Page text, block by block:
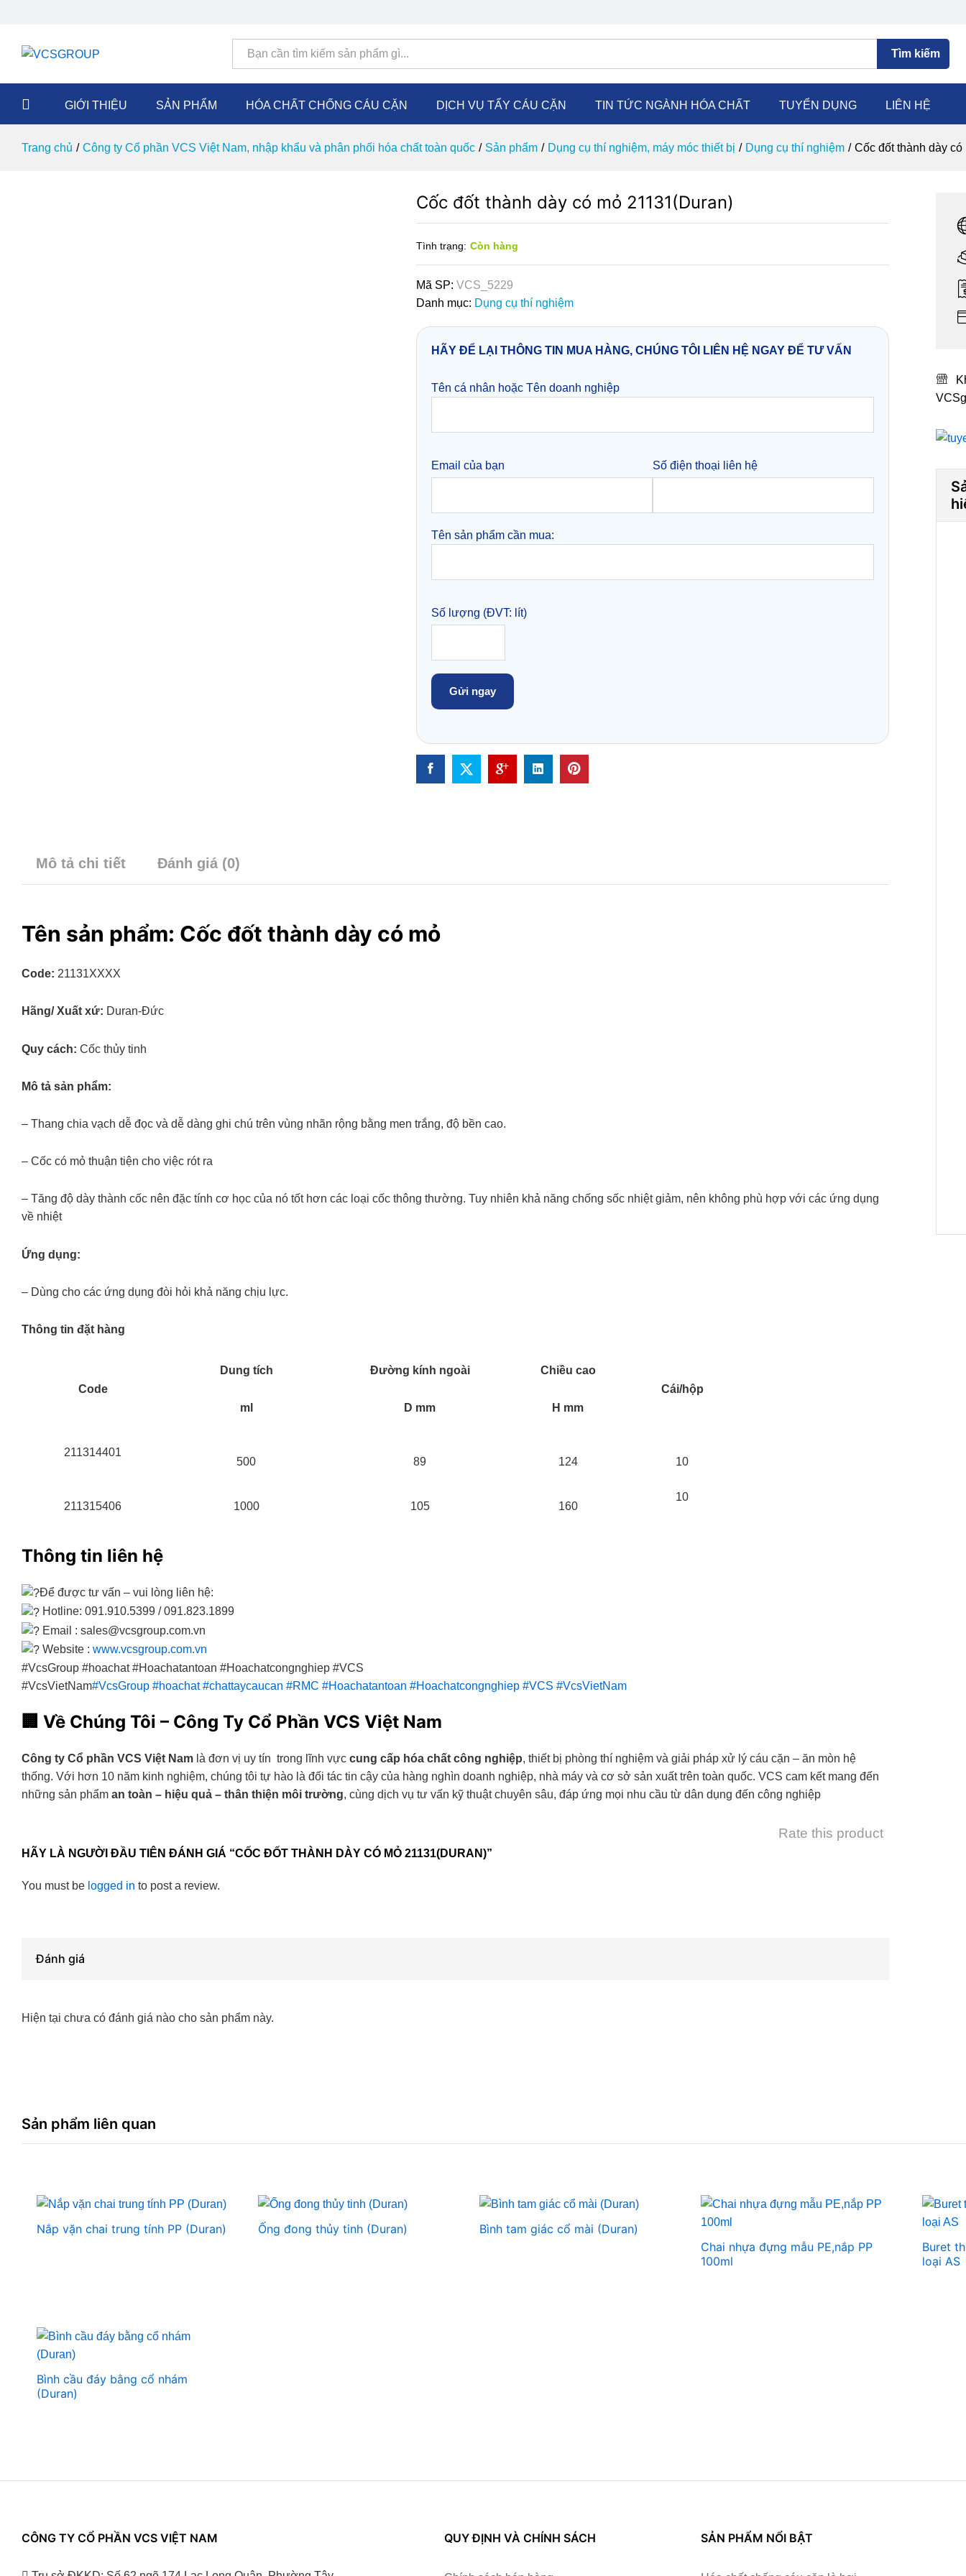
Tất cả Tìm kiếm
GIỚI THIỆU SẢN PHẨM HÓA CHẤT CHỐNG CÁU CẶN DỊCH VỤ TẨY CÁU CẶN TIN TỨC NGÀNH HÓA CHẤT TUYỂN DỤNG LIÊN HỆ
Trang chủ / Công ty Cổ phần VCS Việt Nam, nhập khẩu và phân phối hóa chất toàn quốc / Sản phẩm / Dụng cụ thí nghiệm, máy móc thiết bị / Dụng cụ thí nghiệm / Cốc đốt thành dày
Cốc đốt thành dày có mỏ 21131(Duran)
Tình trạng: Còn hàng
Mã SP: VCS_5229
Danh mục: Dụng cụ thí nghiệm
HÃY ĐỂ LẠI THÔNG TIN MUA HÀNG, CHÚNG TÔI LIÊN HỆ NGAY ĐỂ TƯ VẤN
Tên cá nhân hoặc Tên doanh nghiệp
Email của bạn Số điện thoại liên hệ
Tên sản phẩm cần mua:
Số lượng (ĐVT: lít)
Mô tả chi tiết Đánh giá (0)
Tên sản phẩm: Cốc đốt thành dày có mỏ
Code: 21131XXXX
Hãng/ Xuất xứ: Duran-Đức
Quy cách: Cốc thủy tinh
Mô tả sản phẩm:
– Thang chia vạch dễ đọc và dễ dàng ghi chú trên vùng nhãn rộng bằng men trắng, độ bền cao.
– Cốc có mỏ thuận tiện cho việc rót ra
– Tăng độ dày thành cốc nên đặc tính cơ học của nó tốt hơn các loại cốc thông thường. Tuy nhiên khả năng chống sốc nhiệt giảm, nên không phù hợp với các ứng dụng
về nhiệt
Ứng dụng:
– Dùng cho các ứng dụng đòi hỏi khả năng chịu lực.
Thông tin đặt hàng
Code
Dung tích
ml
Đường kính ngoài
D mm
Chiều cao
H mm
Cái/hộp
211314401
500 89 124 10
211315406 1000 105 160
10
Thông tin liên hệ
Để được tư vấn – vui lòng liên hệ:
Hotline: 091.910.5399 / 091.823.1899
Email : sales@vcsgroup.com.vn
Website : www.vcsgroup.com.vn
#VcsGroup #hoachat #Hoachatantoan #Hoachatcongnghiep #VCS
#VcsVietNam#VcsGroup #hoachat #chattaycaucan #RMC #Hoachatantoan #Hoachatcongnghiep #VCS #VcsVietNam
🏢 Về Chúng Tôi – Công Ty Cổ Phần VCS Việt Nam
Công ty Cổ phần VCS Việt Nam là đơn vị uy tín trong lĩnh vực cung cấp hóa chất công nghiệp, thiết bị phòng thí nghiệm và giải pháp xử lý cáu cặn – ăn mòn hệ
thống. Với hơn 10 năm kinh nghiệm, chúng tôi tự hào là đối tác tin cậy của hàng nghìn doanh nghiệp, nhà máy và cơ sở sản xuất trên toàn quốc. VCS cam kết mang đến
những sản phẩm an toàn – hiệu quả – thân thiện môi trường, cùng dịch vụ tư vấn kỹ thuật chuyên sâu, đáp ứng mọi nhu cầu từ dân dụng đến công nghiệp
Rate this product
HÃY LÀ NGƯỜI ĐẦU TIÊN ĐÁNH GIÁ “CỐC ĐỐT THÀNH DÀY CÓ MỎ 21131(DURAN)”
You must be logged in to post a review.
Đánh giá
Hiện tại chưa có đánh giá nào cho sản phẩm này.
Sản phẩm liên quan
Nắp vặn chai trung tính PP (Duran) Ống đong thủy tinh (Duran)
Bình tam giác cổ mài (Duran)
Chai nhựa đựng mẫu PE,nắp PP
100ml
Buret
loại AS
Bình cầu đáy bằng cổ nhám
(Duran)
CÔNG TY CỔ PHẦN VCS VIỆT NAM QUY ĐỊNH VÀ CHÍNH SÁCH SẢN PHẨM NỔI BẬT